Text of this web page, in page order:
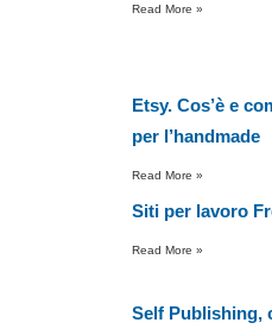
Read More »
Etsy. Cos’è e
per l’handmade
Read More »
Siti per lavoro
Read More »
Self Publishing,